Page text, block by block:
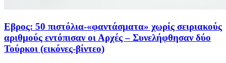
Εβρος: 50 πιστόλια-«φαντάσματα» χωρίς σειριακούς
αριθμούς εντόπισαν οι Αρχές – Συνελήφθησαν δύο
Τούρκοι (εικόνες-βίντεο)